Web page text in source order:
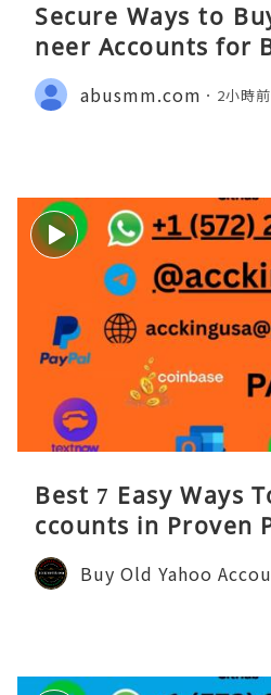
Secure Ways to
neer Accounts for
abusmm.com 2小時前
Best 7 Easy Ways
ccounts in Proven
Buy Old Yahoo